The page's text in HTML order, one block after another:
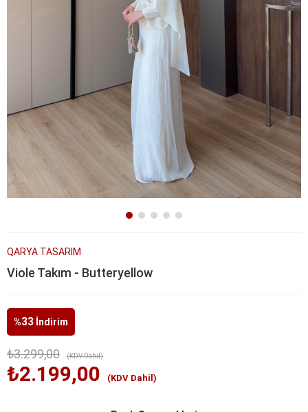
QARYA TASARIM
Viole Takım - Butteryellow
%33 İndirim
₺3.299,00 (KDV Dahil)
₺2.199,00 (KDV Dahil)